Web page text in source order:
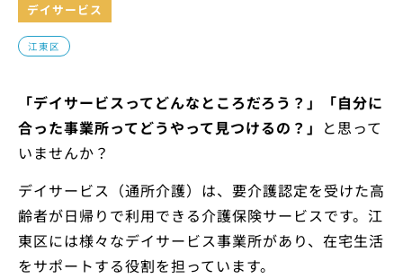
デイサービス
江東区
「デイサービスってどんなところだろう？」「自分に
合った事業所ってどうやって見つけるの？」 と思って
いませんか？
デイサービス（通所介護）は、要介護認定を受けた高
齢者が日帰りで利用できる介護保険サービスです。江
東区には様々なデイサービス事業所があり、在宅生活
をサポートする役割を担っています。